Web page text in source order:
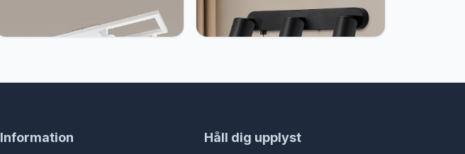
lampen, wit, GU10, zwenkbaar, 450
graden, plafondspots voor keuken,
Dehobo Wandlamp voor Binnen,
Zwart, Schakelaar, 4,5m Kabel, 3
Lampen, GU10, Moderne Draaibaar
Information Håll dig upplyst